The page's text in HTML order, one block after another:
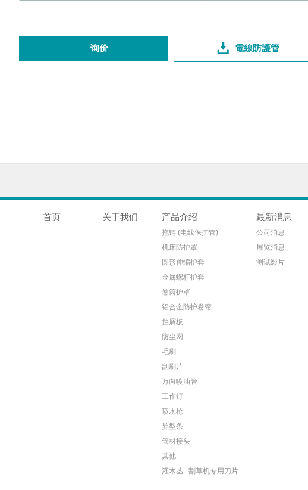
询价 電線防護管
首页 关于我们 产品介绍
拖链 (电线保护管)
机床防护罩
圆形伸缩护套
金属螺杆护套
卷筒护罩
铝合金防护卷帘
挡屑板
防尘网
毛刷
刮刷片
万向喷油管
工作灯
喷水枪
异型条
管材接头
其他
灌木丛 . 割草机专用刀片
最新消息
公司消息
展览消息
测试影片